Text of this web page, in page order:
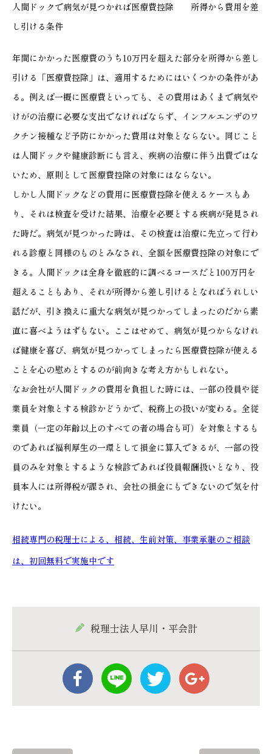
人間ドックで病気が見つかれば医療費控除 所得から費用を差
し引ける条件
年間にかかった医療費のうち10万円を超えた部分を所得から差し
引ける「医療費控除」は、適用するためにはいくつかの条件があ
る。例えば一概に医療費といっても、その費用はあくまで病気や
けがの治療に必要な支出でなければならず、インフルエンザのワ
クチン接種など予防にかかった費用は対象とならない。同じこと
は人間ドックや健康診断にも言え、疾病の治療に伴う出費ではな
いため、原則として医療費控除の対象にはならない。
しかし人間ドックなどの費用に医療費控除を使えるケースもあ
り、それは検査を受けた結果、治療を必要とする疾病が発見され
た時だ。病気が見つかった時は、その検査は治療に先立って行わ
れる診療と同様のものとみなされ、全額を医療費控除の対象にで
きる。人間ドックは全身を徹底的に調べるコースだと100万円を
超えることもあり、それが所得から差し引けるとなればうれしい
話だが、引き換えに重大な病気が見つかってしまったのだから素
直に喜べようはずもない。ここはせめて、病気が見つからなけれ
ば健康を喜び、病気が見つかってしまったら医療費控除が使える
ことを心の慰めとするのが前向きな考え方かもしれない。
なお会社が人間ドックの費用を負担した時には、一部の役員や従
業員を対象とする検診かどうかで、税務上の扱いが変わる。全従
業員（一定の年齢以上のすべての者の場合も可）を対象とするも
のであれば福利厚生の一環として損金に算入できるが、一部の役
員のみを対象とするような検診であれば役員報酬扱いとなり、役
員本人には所得税が課され、会社の損金にもできないので気を付
けたい。
相続専門の税理士による、相続、生前対策、事業承継のご相談
は、初回無料で実施中です
税理士法人早川・平会計